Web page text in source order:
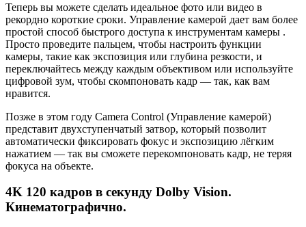
Теперь вы можете сделать идеальное фото или видео в
рекордно короткие сроки. Управление камерой дает вам более
простой способ быстрого доступа к инструментам камеры .
Просто проведите пальцем, чтобы настроить функции
камеры, такие как экспозиция или глубина резкости, и
переключайтесь между каждым объективом или используйте
цифровой зум, чтобы скомпоновать кадр — так, как вам
нравится.
Позже в этом году Camera Control (Управление камерой)
представит двухступенчатый затвор, который позволит
автоматически фиксировать фокус и экспозицию лёгким
нажатием — так вы сможете перекомпоновать кадр, не теряя
фокуса на объекте.
4K 120 кадров в секунду Dolby Vision.
Кинематографично.